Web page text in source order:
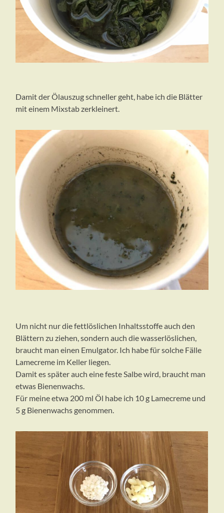
Damit der Ölauszug schneller geht, habe ich die Blätter
mit einem Mixstab zerkleinert.
Um nicht nur die fettlöslichen Inhaltsstoffe auch den
Blättern zu ziehen, sondern auch die wasserlöslichen,
braucht man einen Emulgator. Ich habe für solche Fälle
Lamecreme im Keller liegen.
Damit es später auch eine feste Salbe wird, braucht man
etwas Bienenwachs.
Für meine etwa 200 ml Öl habe ich 10 g Lamecreme und
5 g Bienenwachs genommen.